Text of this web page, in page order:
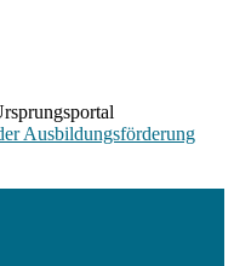
Ausbildungsförderung